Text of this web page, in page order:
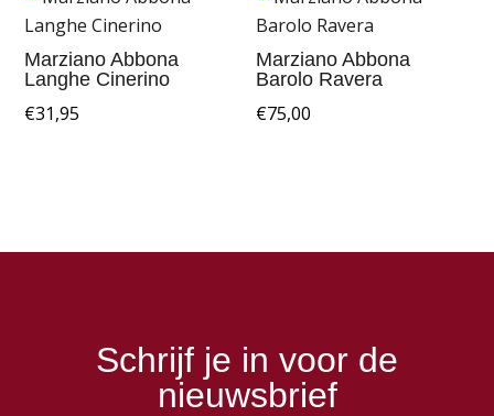
Marziano Abbona
Langhe Cinerino
€31,95
Marziano Abbona
Barolo Ravera
€75,00
Schrijf je in voor de
nieuwsbrief